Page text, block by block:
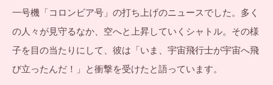
一号機「コロンビア号」の打ち上げのニュースでした。多く
の人々が見守るなか、空へと上昇していくシャトル。その様
子を目の当たりにして、彼は「いま、宇宙飛行士が宇宙へ飛
び立ったんだ！」と衝撃を受けたと語っています。